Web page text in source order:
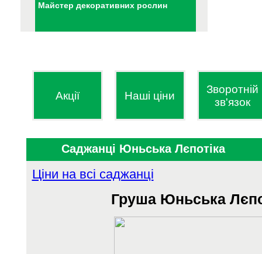
Майстер декоративних рослин
Акції Наші ціни
Зворотній
зв'язок
Саджанці Юньська Лєпотіка
Ціни на всі саджанці
Груша Юньська